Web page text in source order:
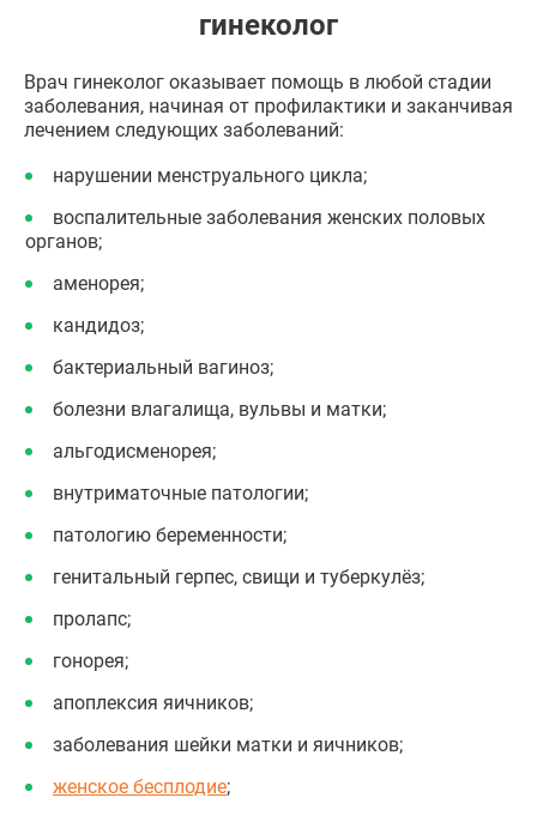
гинеколог
Врач гинеколог оказывает помощь в любой стадии
заболевания, начиная от профилактики и заканчивая
лечением следующих заболеваний:
нарушении менструального цикла;
воспалительные заболевания женских половых
органов;
аменорея;
кандидоз;
бактериальный вагиноз;
болезни влагалища, вульвы и матки;
альгодисменорея;
внутриматочные патологии;
патологию беременности;
генитальный герпес, свищи и туберкулёз;
пролапс;
гонорея;
апоплексия яичников;
заболевания шейки матки и яичников;
женское бесплодие;